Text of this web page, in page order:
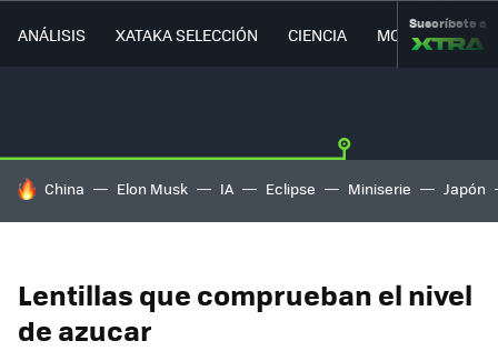
ANÁLISIS XATAKA SELECCIÓN CIENCIA MOVILIDAD
Suscríbete a
HOY SE HABLA DE
China Elon Musk IA Eclipse Miniserie Japón
Lentillas que comprueban el nivel
de azucar